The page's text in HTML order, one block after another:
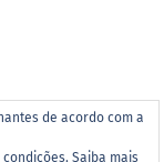
de acordo com a
condições.Saiba mais